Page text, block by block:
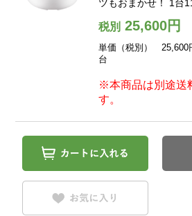
ツもおまかせ！ 1台
税別25,600円
単価（税別）
台
※本商品は別途送
す。